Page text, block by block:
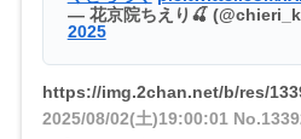
— 花京院ちえり🍒
2025
https://img.2chan.net/b/res/
2025/08/02(土)19:00:01